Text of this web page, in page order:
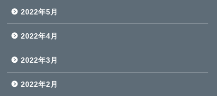
2022年5月
2022年4月
2022年3月
2022年2月